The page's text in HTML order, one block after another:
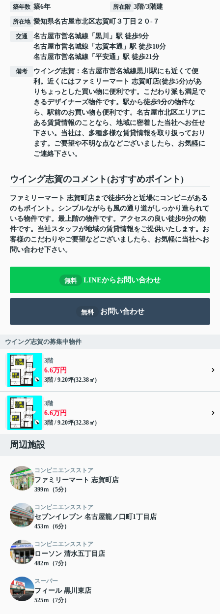
築年数 築6年 所在階 3階/3階建
所在地 愛知県名古屋市北区志賀町 ３丁目２０-７
交通 名古屋市営名城線 「 黒川
」駅 徒歩9分
名古屋市営名城線 「 志賀本通 」駅 徒歩10分
名古屋市営名城線 「 平安通 」駅 徒歩21分
備考
ウイング志賀：名古屋市営名城線黒川駅にも近くて便
利。近くにはファミリーマート 志賀町店(徒歩5分)があ
りちょっとした買い物に便利です。こだわり派も満足で
きるデザイナーズ物件です。駅から徒歩9分の物件な
ら、駅前のお買い物も便利です。名古屋市北区エリアに
ある賃貸情報のことなら、地域に密着した当社へお任せ
下さい。当社は、多種多様な賃貸情報を取り扱っており
ます。ご要望や不明な点などございましたら、お気軽に
ご連絡下さい。
ウイング志賀のコメント(おすすめポイント)
ファミリーマート 志賀町店まで徒歩5分と近場にコンビニがある
のもポイント。シンプルながらも風の通り道がしっかり造られて
いる物件です。最上階の物件です。アクセスの良い徒歩9分の物
件です。当社スタッフが地域の賃貸情報をご提供いたします。お
客様のこだわりやご要望などございましたら、お気軽に当社へお
問い合わせ下さい。
無料 LINEからお問い合わせ
無料 お問い合わせ
ウイング志賀の募集中物件
3階
6.6万円
3階 / 9.20坪(32.38㎡)
3階
6.6万円
3階 / 9.20坪(32.38㎡)
周辺施設
コンビニエンスストア
ファミリーマート 志賀町店
399ｍ（5分）
コンビニエンスストア
セブンイレブン 名古屋龍ノ口町1丁目店
453ｍ（6分）
コンビニエンスストア
ローソン 清水五丁目店
482ｍ（7分）
スーパー
フィール 黒川東店
525ｍ（7分）